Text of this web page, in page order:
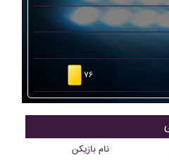
۷۶
نام بازیکن